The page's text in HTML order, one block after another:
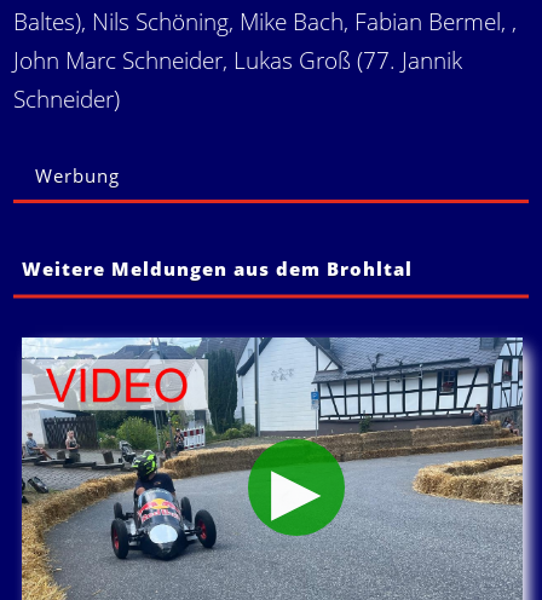
Baltes), Nils Schöning, Mike Bach, Fabian Bermel, ,
John Marc Schneider, Lukas Groß (77. Jannik
Schneider)
Werbung
Weitere Meldungen aus dem Brohltal